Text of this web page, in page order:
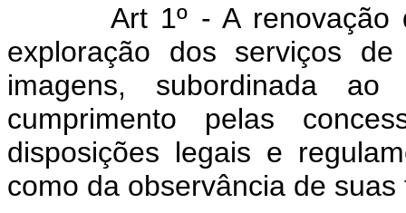
Art 1º - A renovação
exploração dos serviços
imagens, subordinada
cumprimento pelas
disposições legais e
como da observância de